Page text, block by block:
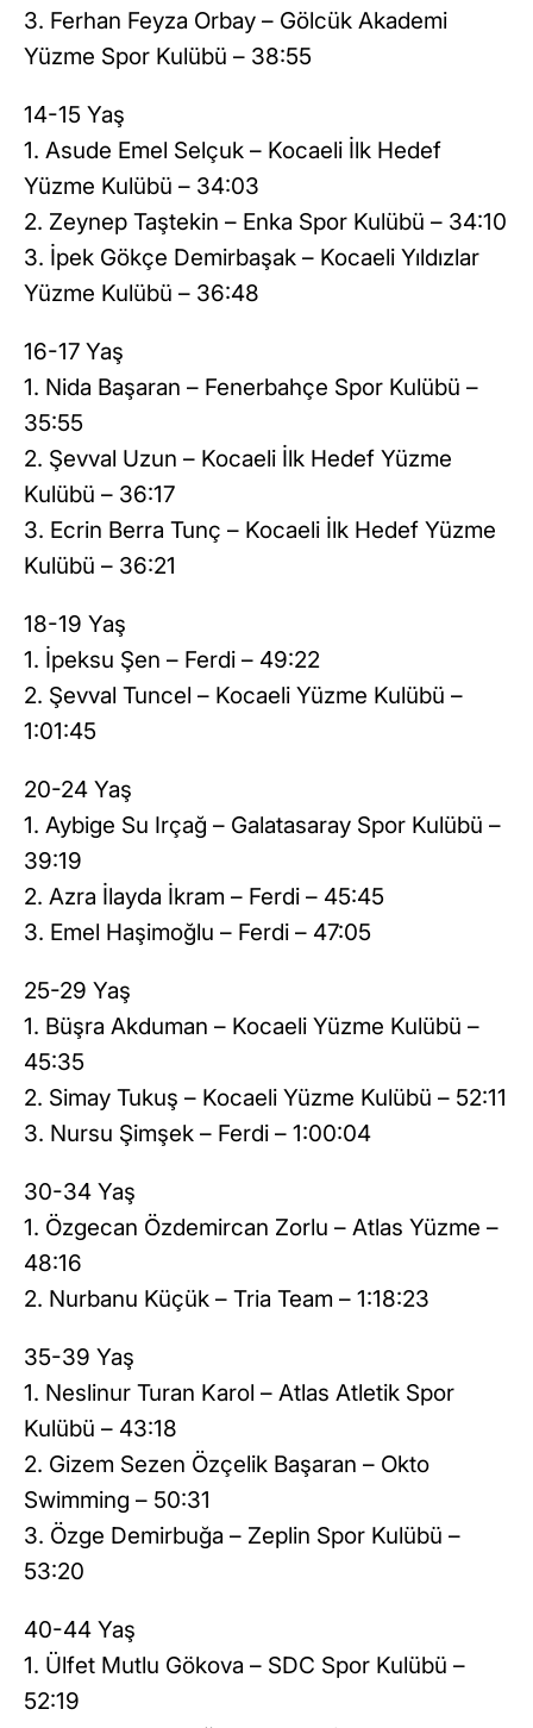
3. Ferhan Feyza Orbay – Gölcük Akademi
Yüzme Spor Kulübü – 38:55
14-15 Yaş
1. Asude Emel Selçuk – Kocaeli İlk Hedef
Yüzme Kulübü – 34:03
2. Zeynep Taştekin – Enka Spor Kulübü – 34:10
3. İpek Gökçe Demirbaşak – Kocaeli Yıldızlar
Yüzme Kulübü – 36:48
16-17 Yaş
1. Nida Başaran – Fenerbahçe Spor Kulübü –
35:55
2. Şevval Uzun – Kocaeli İlk Hedef Yüzme
Kulübü – 36:17
3. Ecrin Berra Tunç – Kocaeli İlk Hedef Yüzme
Kulübü – 36:21
18-19 Yaş
1. İpeksu Şen – Ferdi – 49:22
2. Şevval Tuncel – Kocaeli Yüzme Kulübü –
1:01:45
20-24 Yaş
1. Aybige Su Irçağ – Galatasaray Spor Kulübü –
39:19
2. Azra İlayda İkram – Ferdi – 45:45
3. Emel Haşimoğlu – Ferdi – 47:05
25-29 Yaş
1. Büşra Akduman – Kocaeli Yüzme Kulübü –
45:35
2. Simay Tukuş – Kocaeli Yüzme Kulübü – 52:11
3. Nursu Şimşek – Ferdi – 1:00:04
30-34 Yaş
1. Özgecan Özdemircan Zorlu – Atlas Yüzme –
48:16
2. Nurbanu Küçük – Tria Team – 1:18:23
35-39 Yaş
1. Neslinur Turan Karol – Atlas Atletik Spor
Kulübü – 43:18
2. Gizem Sezen Özçelik Başaran – Okto
Swimming – 50:31
3. Özge Demirbuğa – Zeplin Spor Kulübü –
53:20
40-44 Yaş
1. Ülfet Mutlu Gökova – SDC Spor Kulübü –
52:19